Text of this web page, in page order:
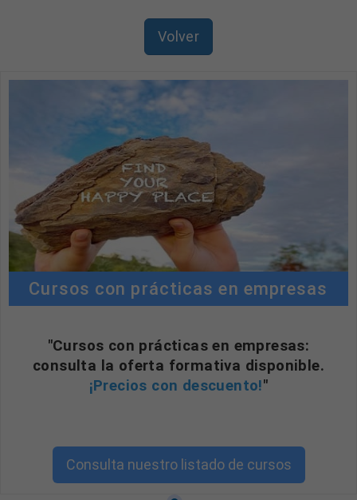
Volver
Cursos con prácticas en empresas
"Cursos con prácticas en empresas:
consulta la oferta formativa disponible.
¡Precios con descuento!"
Consulta nuestro listado de cursos